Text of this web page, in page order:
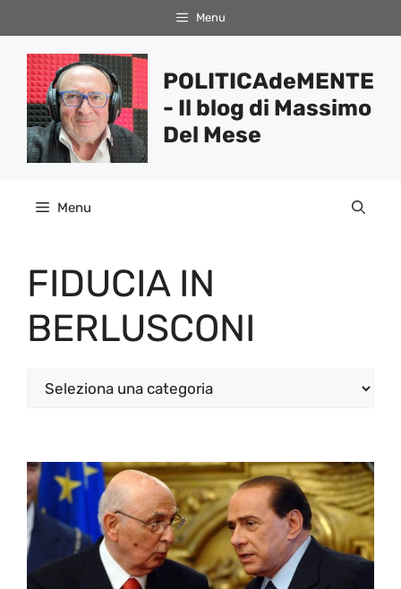
al
contenuto
Menu
POLITICAdeMENTE
- Il blog di Massimo
Del Mese
Menu
FIDUCIA IN
BERLUSCONI
Categorie